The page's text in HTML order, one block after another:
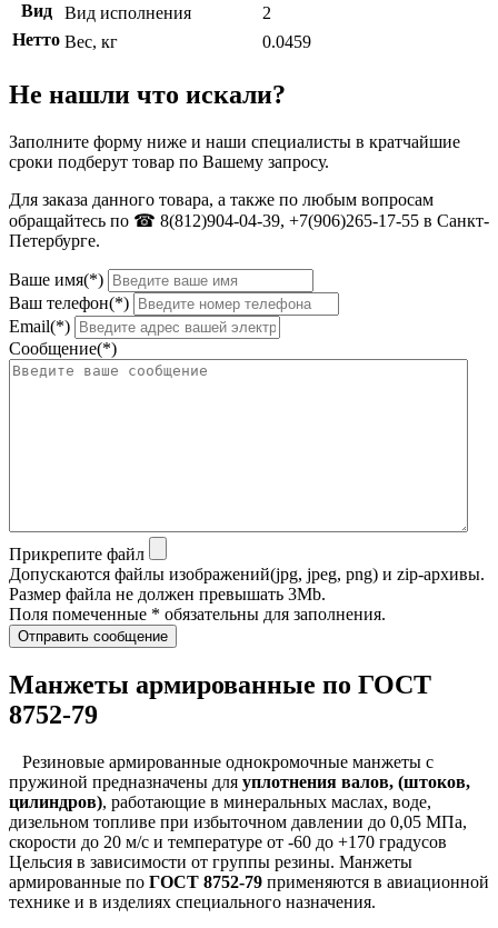
Вид
Вид исполнения
2
Нетто Вес, кг 0.0459
Не нашли что искали?
Заполните форму ниже и наши специалисты в кратчайшие
сроки подберут товар по Вашему запросу.
Для заказа данного товара, а также по любым вопросам
обращайтесь по ☎ 8(812)904-04-39, +7(906)265-17-55 в Санкт-
Петербурге.
Ваше имя(*)
Ваш телефон(*)
Email(*)
Сообщение(*)
Прикрепите файл
Допускаются файлы изображений(jpg, jpeg, png) и zip-архивы.
Размер файла не должен превышать 3Mb.
Поля помеченные * обязательны для заполнения.
Отправить сообщение
Манжеты армированные по ГОСТ
8752-79
Резиновые армированные однокромочные манжеты с
пружиной предназначены для уплотнения валов, (штоков,
цилиндров), работающие в минеральных маслах, воде,
дизельном топливе при избыточном давлении до 0,05 МПа,
скорости до 20 м/с и температуре от -60 до +170 градусов
Цельсия в зависимости от группы резины. Манжеты
армированные по ГОСТ 8752-79 применяются в авиационной
технике и в изделиях специального назначения.